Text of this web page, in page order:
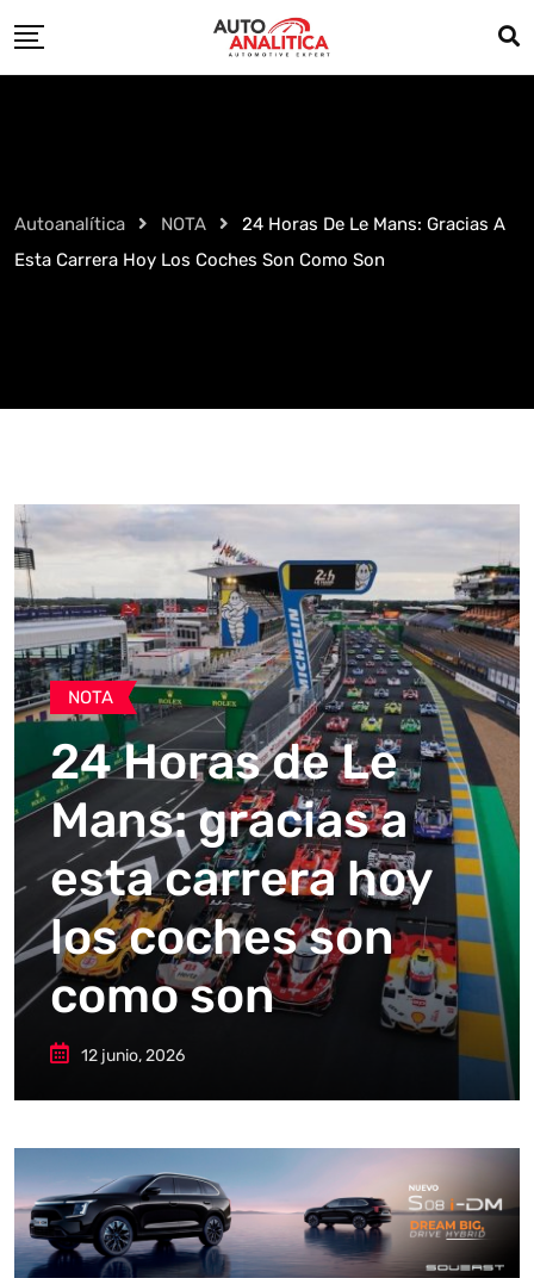
to
Autoanalítica NOTA
24 Horas De Le Mans: Gracias A
Esta Carrera Hoy Los Coches Son Como Son
NOTA
24 Horas de Le
Mans: gracias a
esta carrera hoy
los coches son
como son
12 junio, 2026